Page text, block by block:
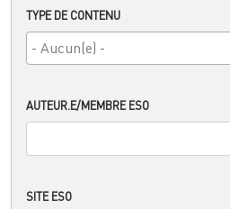
TYPE DE CONTENU
AUTEUR.E/MEMBRE ESO
SITE ESO